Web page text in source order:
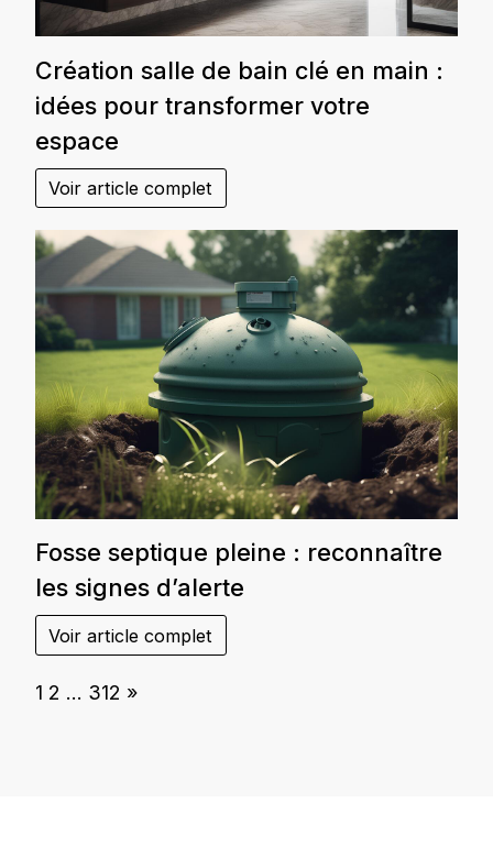
Création salle de bain clé en main :
idées pour transformer votre
espace
Voir article complet
Fosse septique pleine : reconnaître
les signes d’alerte
Voir article complet
Page:
1 2 … 312 Next
»